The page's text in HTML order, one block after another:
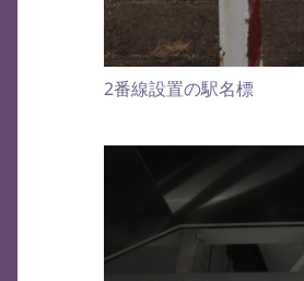
2番線設置の駅名標